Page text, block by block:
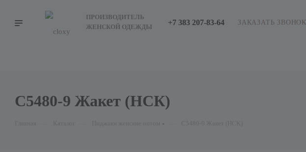
ПРОИЗВОДИТЕЛЬ
ЖЕНСКОЙ ОДЕЖДЫ
+7 383 207-83-64 ЗАКАЗАТЬ ЗВОНОК
С5480-9 Жакет (НСК)